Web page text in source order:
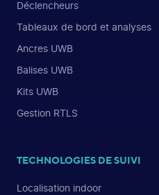
Déclencheurs
Tableaux de bord et analyses
Ancres UWB
Balises UWB
Kits UWB
Gestion RTLS
TECHNOLOGIES DE SUIVI
Localisation indoor